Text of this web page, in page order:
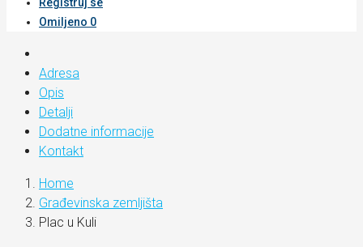
Omiljeno 0
Adresa
Opis
Detalji
Dodatne informacije
Kontakt
Home
Građevinska zemljišta
Plac u Kuli